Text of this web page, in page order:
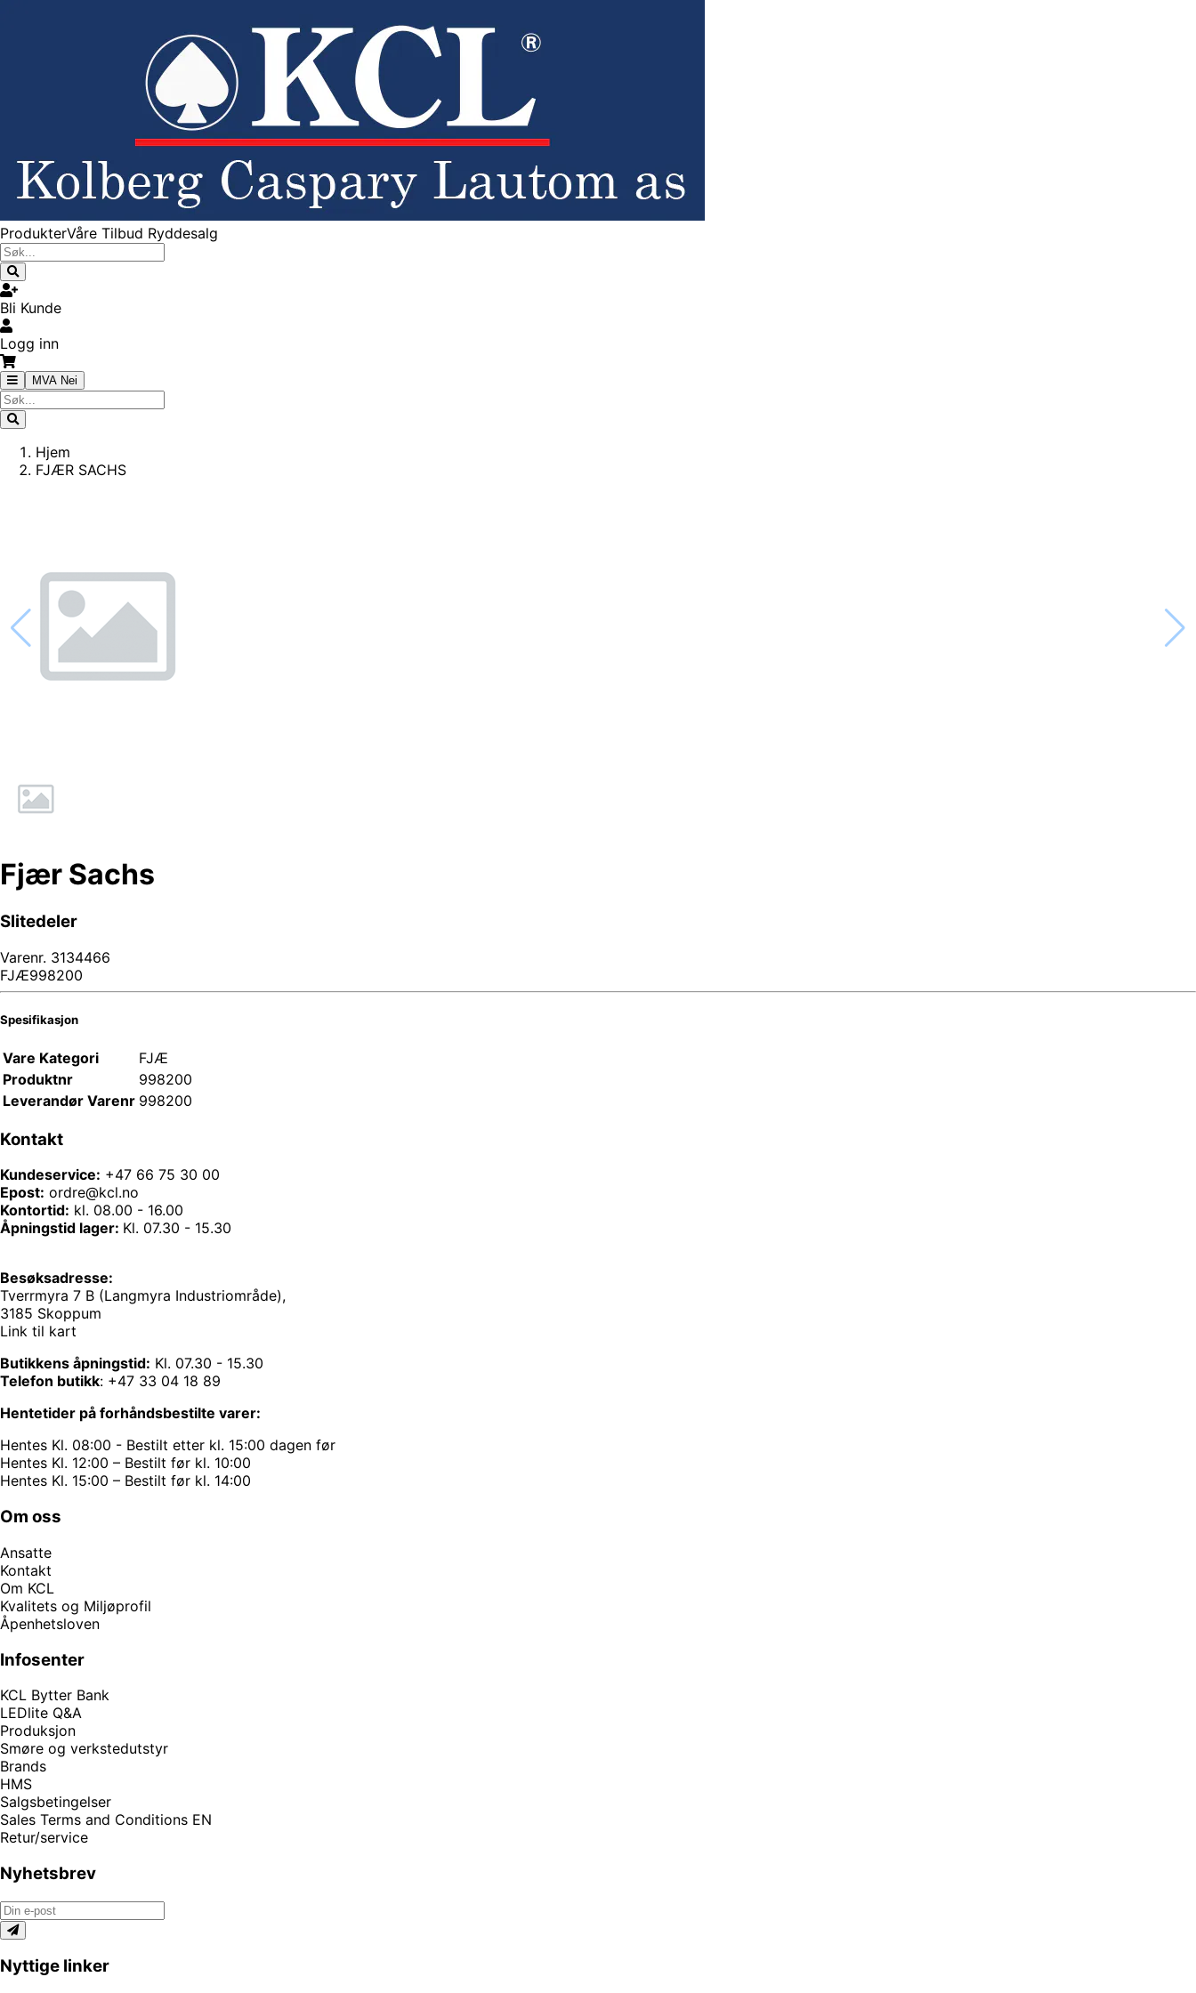
ProdukterVåre Tilbud Ryddesalg
Bli Kunde
Logg inn
MVA Nei
Hjem
FJÆR SACHS
Fjær Sachs
Slitedeler
Varenr. 3134466
FJÆ998200
Spesifikasjon
Vare Kategori
FJÆ
Produktnr
998200
Leverandør Varenr 998200
Kontakt
Kundeservice: +47 66 75 30 00
Epost: ordre@kcl.no
Kontortid: kl. 08.00 - 16.00
Åpningstid lager: Kl. 07.30 - 15.30
Besøksadresse:
Tverrmyra 7 B (Langmyra Industriområde),
3185 Skoppum
Link til kart
Butikkens åpningstid: Kl. 07.30 - 15.30
Telefon butikk: +47 33 04 18 89
Hentetider på forhåndsbestilte varer:
Hentes Kl. 08:00 - Bestilt etter kl. 15:00 dagen før
Hentes Kl. 12:00 – Bestilt før kl. 10:00
Hentes Kl. 15:00 – Bestilt før kl. 14:00
Om oss
Ansatte
Kontakt
Om KCL
Kvalitets og Miljøprofil
Åpenhetsloven
Infosenter
KCL Bytter Bank
LEDlite Q&A
Produksjon
Smøre og verkstedutstyr
Brands
HMS
Salgsbetingelser
Sales Terms and Conditions EN
Retur/service
Nyhetsbrev
Nyttige linker